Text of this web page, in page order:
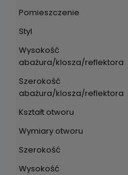
Pomieszczenie
Styl
Wysokość
abażura/klosza/reflektora
Szerokość
abażura/klosza/reflektora
Kształt otworu
Wymiary otworu
Szerokość
Wysokość